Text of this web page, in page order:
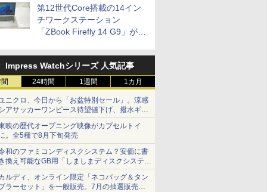
第12世代Core搭載の14イン
チワークステーション
「ZBook Firefly 14 G9」が
セール
Impress Watchシリーズ 人気記事
24時間 1週間 1カ月
ニクロ、今日から「お盆特別セール」。涼感
アサッカーワンピース待望値下げ、撥水ギア
ョーツは1990円に
映の歴代オープニング映像がカプセルトイ
。全5種で8月下旬発売
和のファミコンディスクシステム？安価に書
換え可能なGB用「しましまディスクシステ
」
ルディ、オンライン限定「ネコバッグ＆タン
ラーセット」を一般販売。7月の抽選販売の